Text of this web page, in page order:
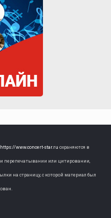
https://www.concert-star.ru охраняются в
перепечатывании или цитировании,
на страницу, с которой материал был